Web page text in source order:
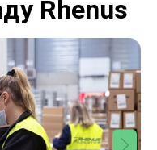
Rhenus